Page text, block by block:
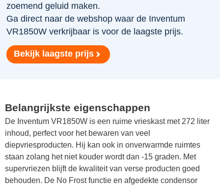
zoemend geluid maken.
Ga direct naar de webshop waar de Inventum
VR1850W verkrijbaar is voor de laagste prijs.
Bekijk laagste prijs
Belangrijkste eigenschappen
De Inventum VR1850W is een ruime vrieskast met 272 liter
inhoud, perfect voor het bewaren van veel
diepvriesproducten. Hij kan ook in onverwarmde ruimtes
staan zolang het niet kouder wordt dan -15 graden. Met
supervriezen blijft de kwaliteit van verse producten goed
behouden. De No Frost functie en afgedekte condensor